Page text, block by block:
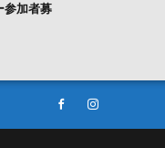
参加者募